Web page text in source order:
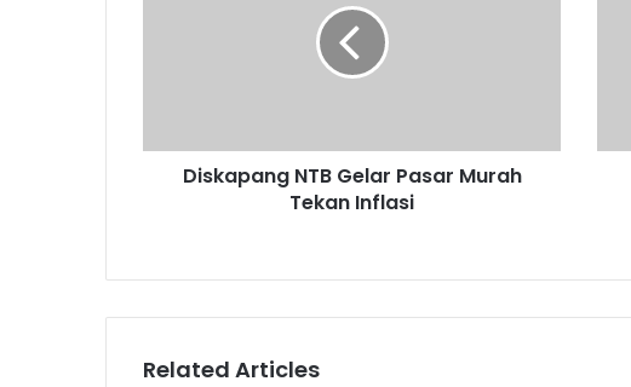
Diskapang NTB Gelar Pasar Murah
Tekan Inflasi
Related Articles